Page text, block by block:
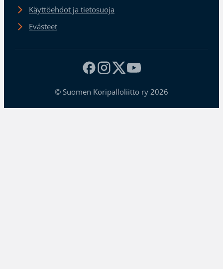
Käyttöehdot ja tietosuoja
Evästeet
© Suomen Koripalloliitto ry 2026